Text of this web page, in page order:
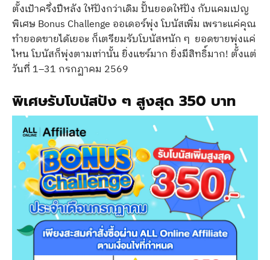
ตั้งเป้าครึ่งปีหลัง ให้ปังกว่าเดิม ปั้นยอดให้ปัง กับแคมเปญ
พิเศษ Bonus Challenge ออเดอร์พุ่ง โบนัสเพิ่ม เพราะแค่คุณ
ทำยอดขายได้เยอะ ก็เตรียมรับโบนัสหนัก ๆ ยอดขายพุ่งแค่
ไหน โบนัสก็พุ่งตามเท่านั้น ยิ่งแชร์มาก ยิ่งมีสิทธิ์มาก! ตั้งแต่
วันที่ 1–31 กรกฏาคม 2569
พิเศษรับโบนัสปัง ๆ สูงสุด 350 บาท